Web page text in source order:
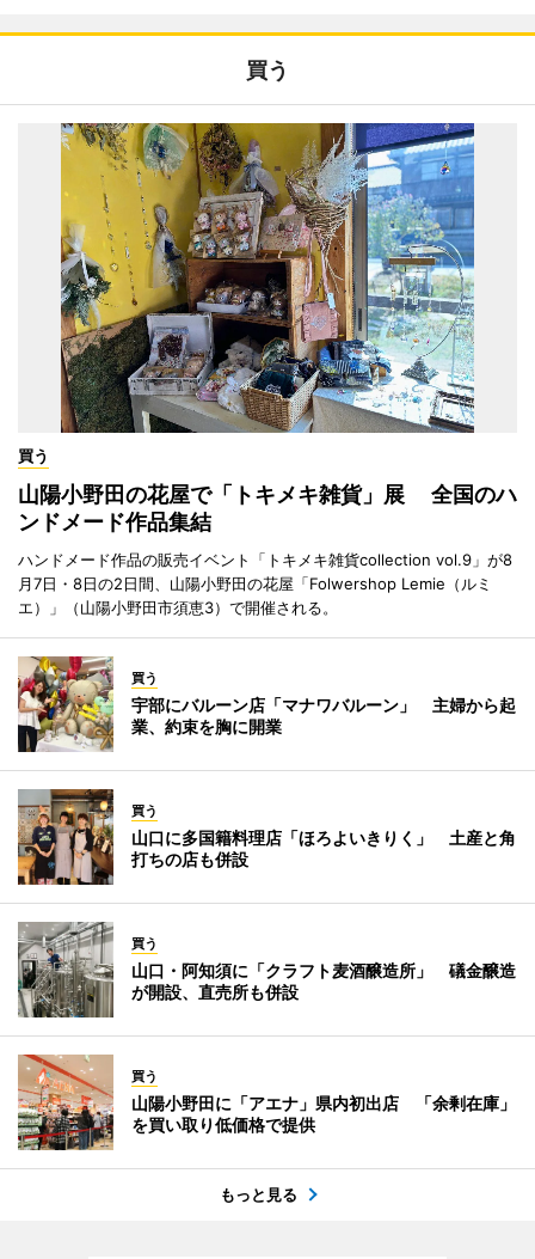
買う
買う
山陽小野田の花屋で「トキメキ雑貨」展 全国のハ
ンドメード作品集結
ハンドメード作品の販売イベント「トキメキ雑貨collection vol.9」が8
月7日・8日の2日間、山陽小野田の花屋「Folwershop Lemie（ルミ
エ）」（山陽小野田市須恵3）で開催される。
買う
宇部にバルーン店「マナワバルーン」 主婦から起
業、約束を胸に開業
買う
山口に多国籍料理店「ほろよいきりく」 土産と角
打ちの店も併設
買う
山口・阿知須に「クラフト麦酒醸造所」 礒金醸造
が開設、直売所も併設
買う
山陽小野田に「アエナ」県内初出店 「余剰在庫」
を買い取り低価格で提供
もっと見る